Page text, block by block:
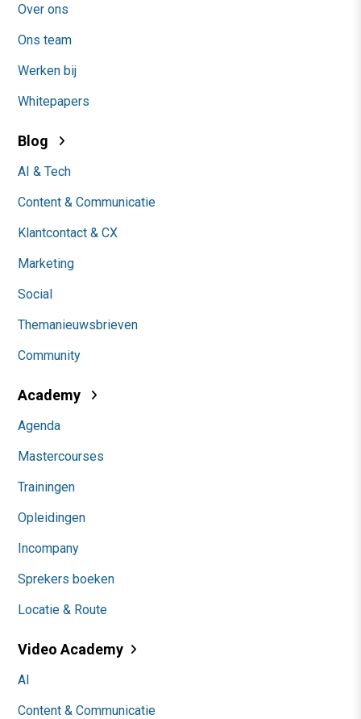
Over ons
Ons team
Werken bij
Whitepapers
Blog
AI & Tech
Content & Communicatie
Klantcontact & CX
Marketing
Social
Themanieuwsbrieven
Community
Academy
Agenda
Mastercourses
Trainingen
Opleidingen
Incompany
Sprekers boeken
Locatie & Route
Video Academy
AI
Content & Communicatie